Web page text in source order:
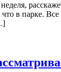
в парке.